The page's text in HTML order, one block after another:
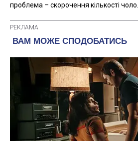
проблема – скорочення кількості чоло...